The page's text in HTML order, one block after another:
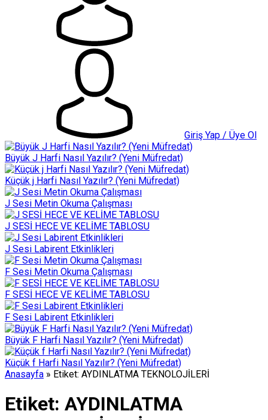
Giriş Yap / Üye Ol
Büyük J Harfi Nasıl Yazılır? (Yeni Müfredat)
Küçük j Harfi Nasıl Yazılır? (Yeni Müfredat)
J Sesi Metin Okuma Çalışması
J SESİ HECE VE KELİME TABLOSU
J Sesi Labirent Etkinlikleri
F Sesi Metin Okuma Çalışması
F SESİ HECE VE KELİME TABLOSU
F Sesi Labirent Etkinlikleri
Büyük F Harfi Nasıl Yazılır? (Yeni Müfredat)
Küçük f Harfi Nasıl Yazılır? (Yeni Müfredat)
Anasayfa » Etiket: AYDINLATMA TEKNOLOJİLERİ
Etiket: AYDINLATMA